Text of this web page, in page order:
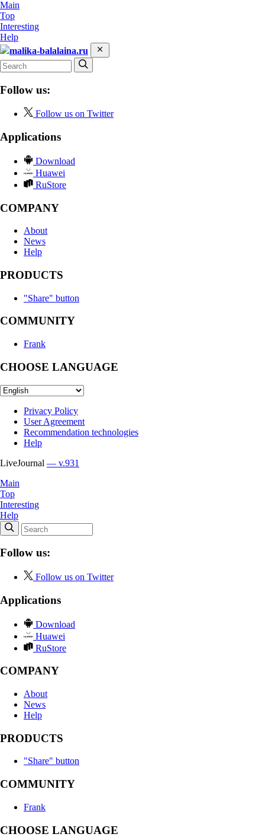
Main
Top
Interesting
Help
malika-balalaina.ru
Follow us:
Follow us on Twitter
Applications
Download
Huawei
RuStore
COMPANY
About
News
Help
PRODUCTS
"Share" button
COMMUNITY
Frank
CHOOSE LANGUAGE
Privacy Policy
User Agreement
Recommendation technologies
Help
LiveJournal — v.931
Main
Top
Interesting
Help
Follow us:
Follow us on Twitter
Applications
Download
Huawei
RuStore
COMPANY
About
News
Help
PRODUCTS
"Share" button
COMMUNITY
Frank
CHOOSE LANGUAGE